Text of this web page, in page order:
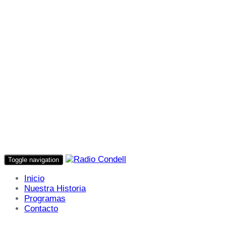
Toggle navigation
Inicio
Nuestra Historia
Programas
Contacto